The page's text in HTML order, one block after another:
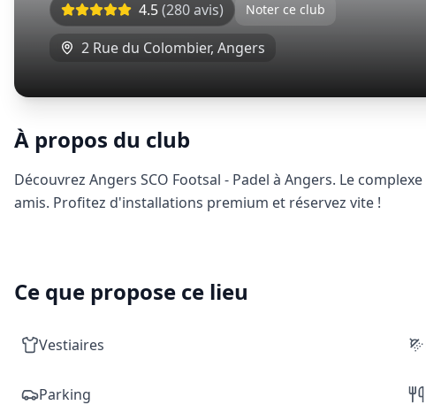
4.5(280avis) Noter ce club
2 Rue du Colombier, Angers
À propos du club
Découvrez Angers SCO Footsal - Padel à Angers. Le
amis. Profitez d'installations premium et réservez vite !
Ce que propose ce lieu
Vestiaires
Parking